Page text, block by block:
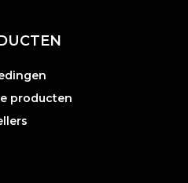
producten